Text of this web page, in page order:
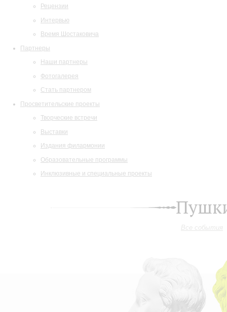
Рецензии
Интервью
Время Шостаковича
Партнеры
Наши партнеры
Фотогалерея
Стать партнером
Просветительские проекты
Творческие встречи
Выставки
Издания филармонии
Образовательные программы
Инклюзивные и специальные проекты
Все события